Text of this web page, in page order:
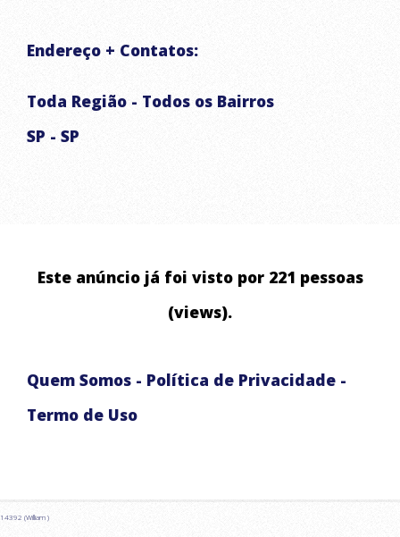
FORNECIMENTO DE ÁGUA PARA IRRIGAÇÃO
ABASTECIMENTO EMERGENCIAL
CHUVAS ARTIFICIAIS PARA EVENTOS E FILMAGENS
Endereço + Contatos:
Toda Região - Todos os Bairros
SP - SP
Este anúncio já foi visto por 221 pessoas
(views).
Quem Somos - Política de Privacidade -
Termo de Uso
14392 (William )